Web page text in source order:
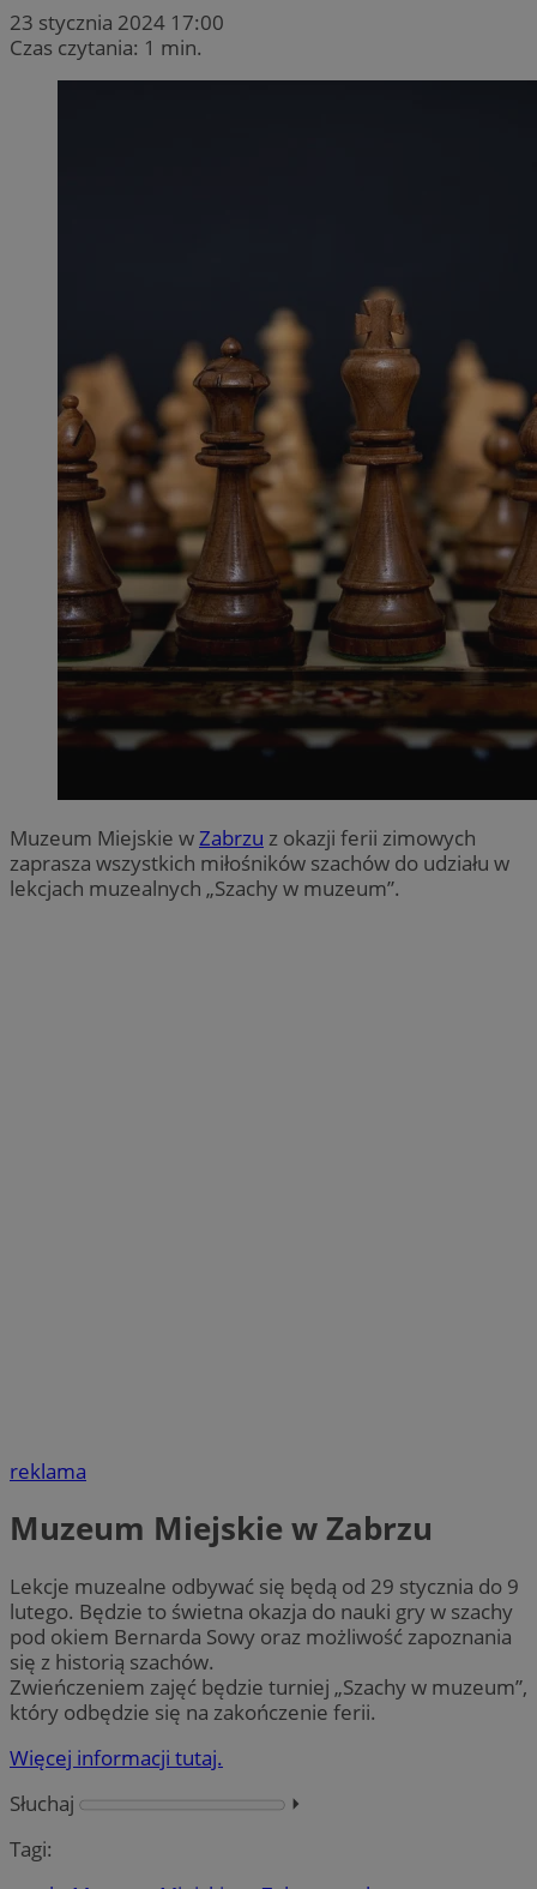
23 stycznia 2024 17:00
Czas czytania: 1 min.
Muzeum Miejskie wZabrzu z okazji ferii zimowych
zaprasza wszystkich miłośników szachów do udziału w
lekcjach muzealnych „Szachy w muzeum”.
reklama
Muzeum Miejskie w Zabrzu
Lekcje muzealne odbywać się będą od 29 stycznia do 9
lutego. Będzie to świetna okazja do nauki gry w szachy
pod okiem Bernarda Sowy oraz możliwość zapoznania
się z historią szachów.
Zwieńczeniem zajęć będzie turniej „Szachy w muzeum”,
który odbędzie się na zakończenie ferii.
Więcej informacji tutaj.
Słuchaj
⏵︎
Tagi: